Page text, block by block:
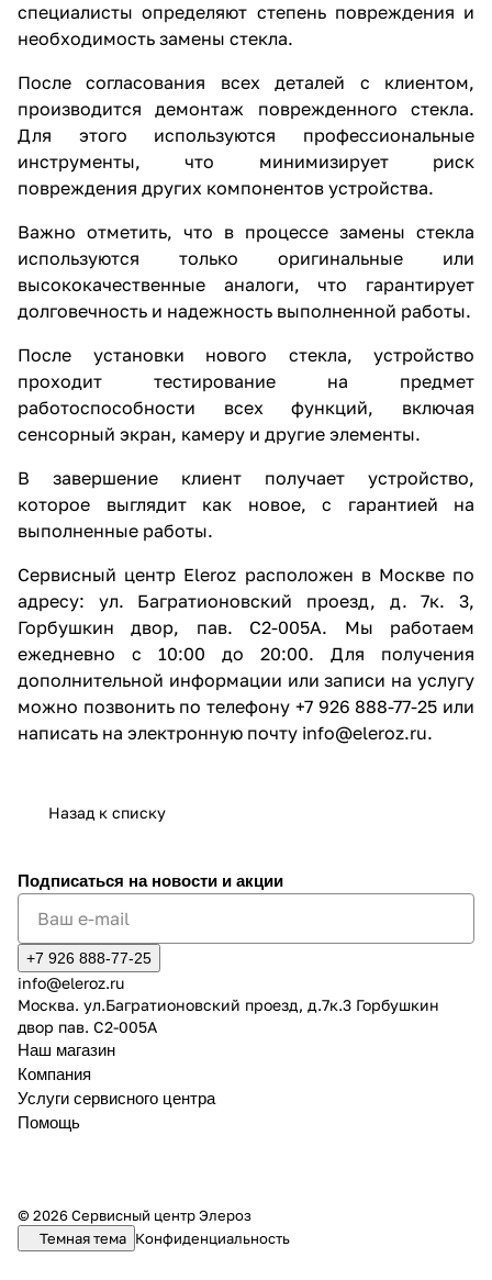
специалисты определяют степень повреждения и
необходимость замены стекла.
После согласования всех деталей с клиентом,
производится демонтаж поврежденного стекла.
Для этого используются профессиональные
инструменты, что минимизирует риск
повреждения других компонентов устройства.
Важно отметить, что в процессе замены стекла
используются только оригинальные или
высококачественные аналоги, что гарантирует
долговечность и надежность выполненной работы.
После установки нового стекла, устройство
проходит тестирование на предмет
работоспособности всех функций, включая
сенсорный экран, камеру и другие элементы.
В завершение клиент получает устройство,
которое выглядит как новое, с гарантией на
выполненные работы.
Сервисный центр Eleroz расположен в Москве по
адресу: ул. Багратионовский проезд, д. 7к. 3,
Горбушкин двор, пав. C2-005A. Мы работаем
ежедневно с 10:00 до 20:00. Для получения
дополнительной информации или записи на услугу
можно позвонить по телефону +7 926 888-77-25 или
написать на электронную почту info@eleroz.ru.
Назад к списку
Подписаться на новости и акции
+7 926 888-77-25
info@eleroz.ru
Москва. ул.Багратионовский проезд, д.7к.3 Горбушкин
двор пав. C2-005A
Наш магазин
Компания
Услуги сервисного центра
Помощь
© 2026 Сервисный центр Элероз
Темная тема Конфиденциальность